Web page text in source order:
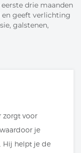
drie maanden
en geeft verlichting
galstenen,
zorgt voor
je
Hij helpt je de